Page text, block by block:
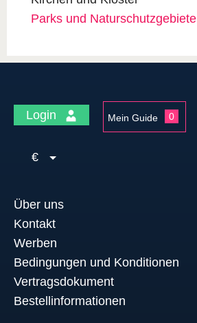
Parks und Naturschutzgebiete
Login Mein Guide 0
€
Über uns
Kontakt
Werben
Bedingungen und Konditionen
Vertragsdokument
Bestellinformationen